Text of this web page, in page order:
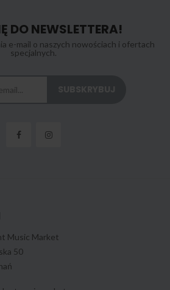
DO NEWSLETTERA!
e-mail o naszych nowościach i ofertach
specjalnych.
Music Market
50